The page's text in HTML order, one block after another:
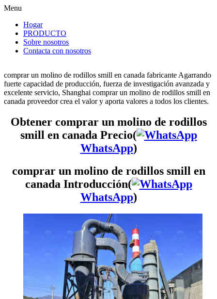
Menu
Hogar
PRODUCTO
Sobre nosotros
Contacta con nosotros
comprar un molino de rodillos smill en canada fabricante Agarrando
fuerte capacidad de producción, fuerza de investigación avanzada y
excelente servicio, Shanghai comprar un molino de rodillos smill en
canada proveedor crea el valor y aporta valores a todos los clientes.
Obtener comprar un molino de rodillos
smill en canada Precio(
WhatsApp)
comprar un molino de rodillos smill en
canada Introducción(
WhatsApp)